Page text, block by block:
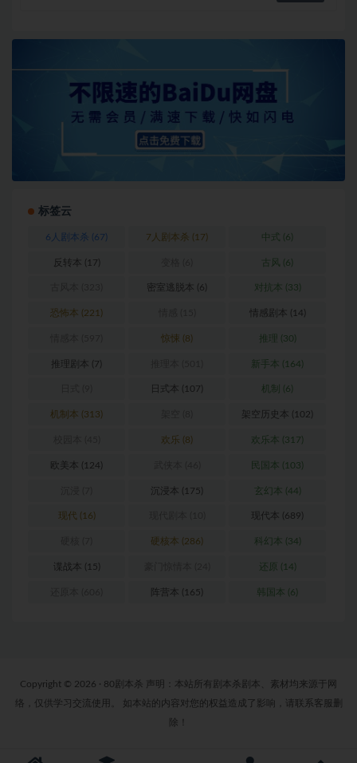
标签云
6人剧本杀 (67) 7人剧本杀 (17) 中式 (6)
反转本 (17) 古风 (6)
密室逃脱本 (6) 对抗本 (33)
恐怖本 (221) 情感剧本 (14)
惊悚 (8) 推理 (30)
推理剧本 (7) 新手本 (164)
日式本 (107) 机制 (6)
机制本 (313) 架空历史本 (102)
欢乐 (8) 欢乐本 (317)
欧美本 (124) 民国本 (103)
沉浸本 (175) 玄幻本 (44)
现代 (16) 现代本 (689)
硬核本 (286) 科幻本 (34)
谍战本 (15) 还原 (14)
阵营本 (165) 韩国本 (6)
Copyright © 2026 · 80剧本杀 声明：本站所有剧本杀剧本、素材均来源于网
络，仅供学习交流使用。 如本站的内容对您的权益造成了影响，请联系客服删
除！